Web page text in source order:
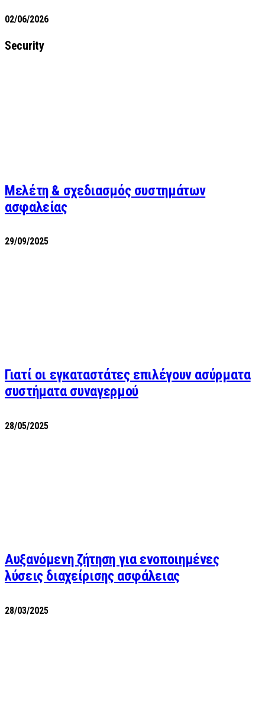
02/06/2026
Security
Μελέτη & σχεδιασμός συστημάτων
ασφαλείας
29/09/2025
Γιατί οι εγκαταστάτες επιλέγουν ασύρματα
συστήματα συναγερμού
28/05/2025
Αυξανόμενη ζήτηση για ενοποιημένες
λύσεις διαχείρισης ασφάλειας
28/03/2025